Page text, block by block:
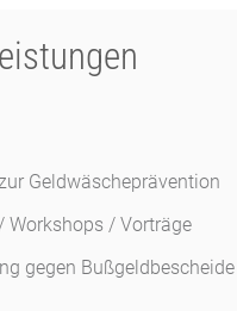
Geldwäscheprävention
Workshops / Vorträge
gegen Bußgeldbescheide